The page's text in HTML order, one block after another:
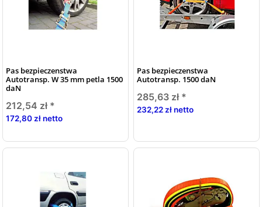
Pas bezpieczenstwa
Autotransp. W 35 mm petla 1500
daN
212,54 zł *
172,80 zł netto
Pas bezpieczenstwa
Autotransp. 1500 daN
285,63 zł *
232,22 zł netto